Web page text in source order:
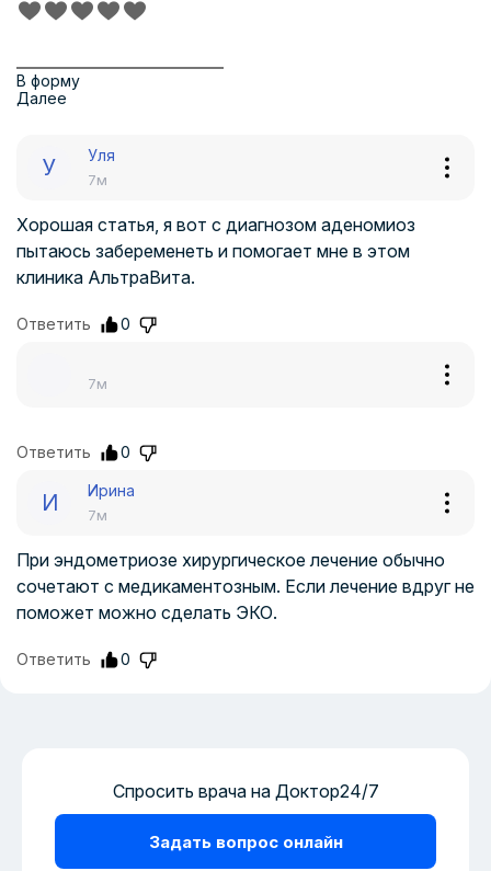
В форму
Далее
У Уля
7м
Хорошая статья, я вот с диагнозом аденомиоз
пытаюсь забеременеть и помогает мне в этом
клиника АльтраВита.
Ответить 0
7м
Ответить 0
И Ирина
7м
При эндометриозе хирургическое лечение обычно
сочетают с медикаментозным. Если лечение вдруг не
поможет можно сделать ЭКО.
Ответить 0
Спросить врача на Доктор24/7
Задать вопрос онлайн